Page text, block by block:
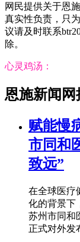
网民提供关于恩
真实性负责，只
议请及时联系
除。
心灵鸡汤：
恩施新闻
赋能慢
市同和
致远”
在全球医疗
化的背景下
苏州市同和
正式对外发